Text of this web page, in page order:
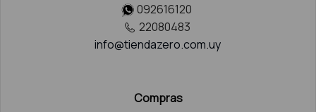
092616120
22080483
info@tiendazero.com.uy
Compras